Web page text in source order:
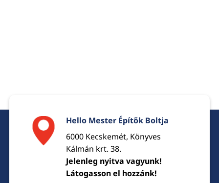
Hello Mester Építők Boltja
6000 Kecskemét, Könyves
Kálmán krt. 38.
Jelenleg nyitva vagyunk!
Látogasson el hozzánk!